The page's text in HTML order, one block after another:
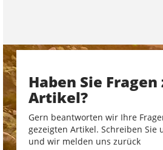
Haben Sie Fragen
Artikel?
Gern beantworten wir Ihre
gezeigten Artikel. Schreiben Sie
und wir melden uns zurück